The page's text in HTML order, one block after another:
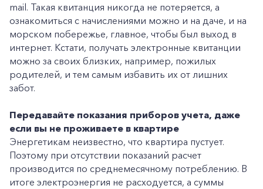
mail. Такая квитанция никогда не потеряется, а
ознакомиться с начислениями можно и на даче, и на
морском побережье, главное, чтобы был выход в
интернет. Кстати, получать электронные квитанции
можно за своих близких, например, пожилых
родителей, и тем самым избавить их от лишних
забот.
Передавайте показания приборов учета, даже
если вы не проживаете в квартире
Энергетикам неизвестно, что квартира пустует.
Поэтому при отсутствии показаний расчет
производится по среднемесячному потреблению. В
итоге электроэнергия не расходуется, а суммы